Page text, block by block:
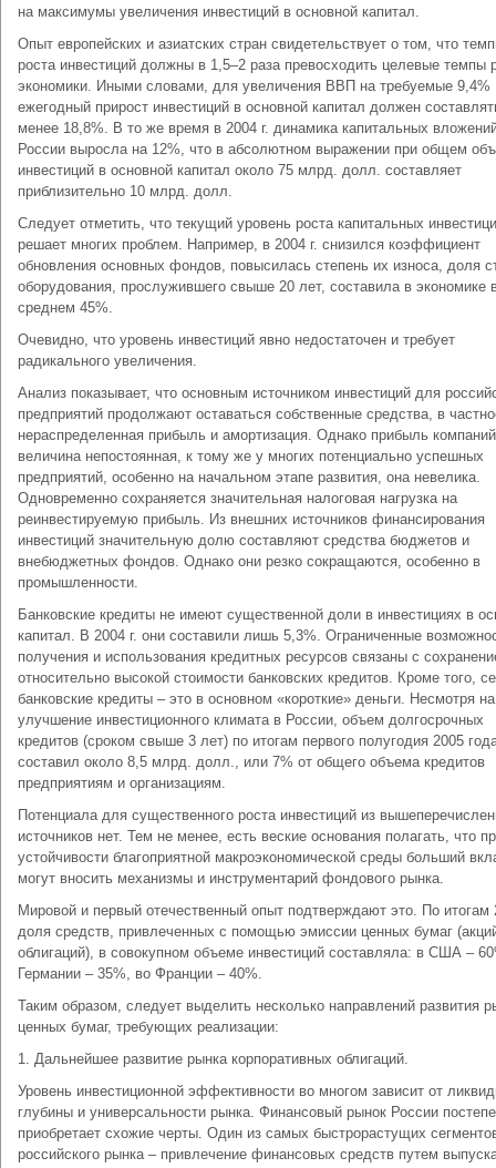
на максимумы увеличения инвестиций в основной капитал.
Опыт европейских и азиатских стран свидетельствует о том, что
роста инвестиций должны в 1,5–2 раза превосходить целевые темпы
экономики. Иными словами, для увеличения ВВП на требуемые 9,4%
ежегодный прирост инвестиций в основной капитал должен
менее 18,8%. В то же время в 2004 г. динамика капитальных
России выросла на 12%, что в абсолютном выражении при общем
инвестиций в основной капитал около 75 млрд. долл. составляет
приблизительно 10 млрд. долл.
Следует отметить, что текущий уровень роста капитальных
решает многих проблем. Например, в 2004 г. снизился коэффициент
обновления основных фондов, повысилась степень их износа, доля
оборудования, прослужившего свыше 20 лет, составила в экономике
среднем 45%.
Очевидно, что уровень инвестиций явно недостаточен и требует
радикального увеличения.
Анализ показывает, что основным источником инвестиций для
предприятий продолжают оставаться собственные средства, в
нераспределенная прибыль и амортизация. Однако прибыль
величина непостоянная, к тому же у многих потенциально успешных
предприятий, особенно на начальном этапе развития, она невелика.
Одновременно сохраняется значительная налоговая нагрузка на
реинвестируемую прибыль. Из внешних источников финансирования
инвестиций значительную долю составляют средства бюджетов и
внебюджетных фондов. Однако они резко сокращаются, особенно в
промышленности.
Банковские кредиты не имеют существенной доли в инвестициях в
капитал. В 2004 г. они составили лишь 5,3%. Ограниченные
получения и использования кредитных ресурсов связаны с
относительно высокой стоимости банковских кредитов. Кроме того,
банковские кредиты – это в основном «короткие» деньги. Несмотря на
улучшение инвестиционного климата в России, объем долгосрочных
кредитов (сроком свыше 3 лет) по итогам первого полугодия 2005
составил около 8,5 млрд. долл., или 7% от общего объема кредитов
предприятиям и организациям.
Потенциала для существенного роста инвестиций из
источников нет. Тем не менее, есть веские основания полагать, что
устойчивости благоприятной макроэкономической среды больший
могут вносить механизмы и инструментарий фондового рынка.
Мировой и первый отечественный опыт подтверждают это. По итогам
доля средств, привлеченных с помощью эмиссии ценных бумаг
облигаций), в совокупном объеме инвестиций составляла: в США –
Германии – 35%, во Франции – 40%.
Таким образом, следует выделить несколько направлений развития
ценных бумаг, требующих реализации:
1. Дальнейшее развитие рынка корпоративных облигаций.
Уровень инвестиционной эффективности во многом зависит от
глубины и универсальности рынка. Финансовый рынок России
приобретает схожие черты. Один из самых быстрорастущих
российского рынка – привлечение финансовых средств путем